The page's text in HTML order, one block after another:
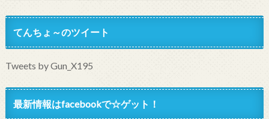
てんちょ～のツイート
Tweets by Gun_X195
最新情報はfacebookで☆ゲット！